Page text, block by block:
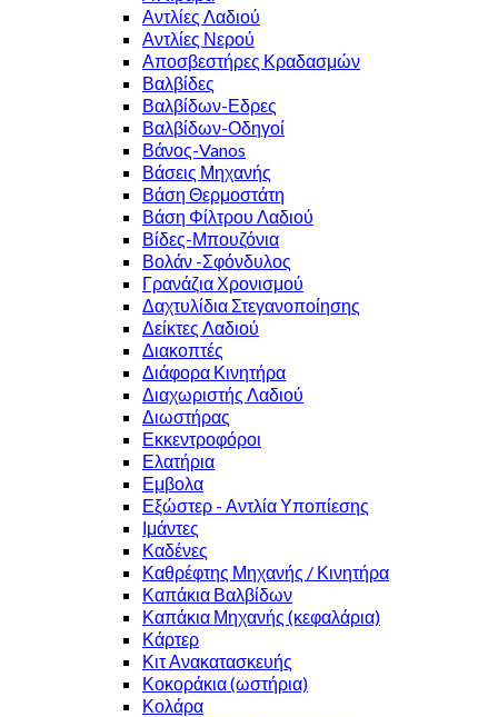
Αντλίες Λαδιού
Αντλίες Νερού
Αποσβεστήρες Κραδασμών
Βαλβίδες
Βαλβίδων-Εδρες
Βαλβίδων-Οδηγοί
Βάνος-Vanos
Βάσεις Μηχανής
Βάση Θερμοστάτη
Βάση Φίλτρου Λαδιού
Βίδες-Μπουζόνια
Βολάν -Σφόνδυλος
Γρανάζια Χρονισμού
Δαχτυλίδια Στεγανοποίησης
Δείκτες Λαδιού
Διακοπτές
Διάφορα Κινητήρα
Διαχωριστής Λαδιού
Διωστήρας
Εκκεντροφόροι
Ελατήρια
Εμβολα
Εξώστερ - Αντλία Υποπίεσης
Ιμάντες
Καδένες
Καθρέφτης Μηχανής / Κινητήρα
Καπάκια Βαλβίδων
Καπάκια Μηχανής (κεφαλάρια)
Κάρτερ
Κιτ Ανακατασκευής
Κοκοράκια (ωστήρια)
Κολάρα